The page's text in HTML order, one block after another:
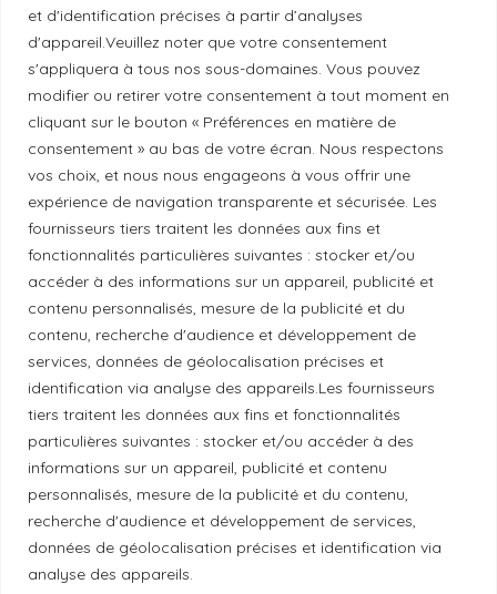
et d'identification précises à partir d’analyses
d'appareil.Veuillez noter que votre consentement
s'appliquera à tous nos sous-domaines. Vous pouvez
modifier ou retirer votre consentement à tout moment en
cliquant sur le bouton « Préférences en matière de
consentement » au bas de votre écran. Nous respectons
vos choix, et nous nous engageons à vous offrir une
expérience de navigation transparente et sécurisée. Les
fournisseurs tiers traitent les données aux fins et
fonctionnalités particulières suivantes : stocker et/ou
accéder à des informations sur un appareil, publicité et
contenu personnalisés, mesure de la publicité et du
contenu, recherche d'audience et développement de
services, données de géolocalisation précises et
identification via analyse des appareils.Les fournisseurs
tiers traitent les données aux fins et fonctionnalités
particulières suivantes : stocker et/ou accéder à des
informations sur un appareil, publicité et contenu
personnalisés, mesure de la publicité et du contenu,
recherche d'audience et développement de services,
données de géolocalisation précises et identification via
analyse des appareils.
Principes de publication
Politique de correction
Politique de diversité
Politique éthique
Reconnaissance du territoire
Local Market, marque portée par la société Les
Chats Gourmets Ltd. tient à souligner que ses
installations, situées au 511 Lacolle Way (Ottawa-
Orléans), se trouvent sur le territoire traditionnel non
cédé du peuple algonquin anichinabé. Nous
reconnaissons et remercions les peuples